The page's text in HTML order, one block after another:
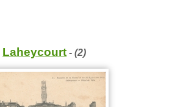
Laheycourt - (2)